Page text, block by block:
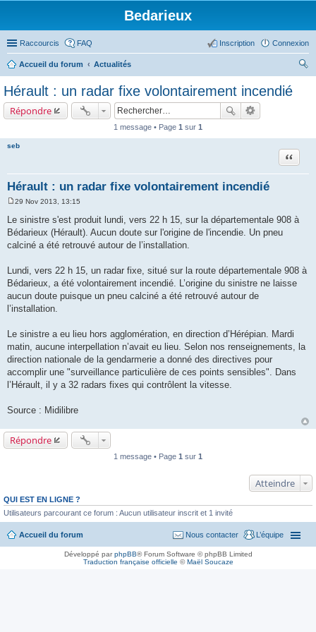
Bedarieux
Raccourcis FAQ Connexion
Inscription
Accueil du forum
Actualités
Hérault : un radar fixe volontairement incendié
Répondre
1 message • Page 1 sur 1
seb
Hérault : un radar fixe volontairement incendié
Citer
s
s
a
g
29 Nov 2013, 13:15
Le sinistre s'est produit lundi, vers 22 h 15, sur la départementale 908 à
Bédarieux (Hérault). Aucun doute sur l'origine de l'incendie. Un pneu
calciné a été retrouvé autour de l’installation.
Lundi, vers 22 h 15, un radar fixe, situé sur la route départementale 908 à
Bédarieux, a été volontairement incendié. L’origine du sinistre ne laisse
aucun doute puisque un pneu calciné a été retrouvé autour de
l’installation.
Le sinistre a eu lieu hors agglomération, en direction d’Hérépian. Mardi
matin, aucune interpellation n’avait eu lieu. Selon nos renseignements, la
direction nationale de la gendarmerie a donné des directives pour
accomplir une "surveillance particulière de ces points sensibles". Dans
l’Hérault, il y a 32 radars fixes qui contrôlent la vitesse.
Source : Midilibre
Répondre
1 message • Page 1 sur 1
Atteindre
QUI EST EN LIGNE ?
Utilisateurs parcourant ce forum : Aucun utilisateur inscrit et 1 invité
Accueil du forum L’équipe
Nous contacter
Développé parphpBB® Forum Software © phpBB Limited
Traduction française officielle ©Maël Soucaze